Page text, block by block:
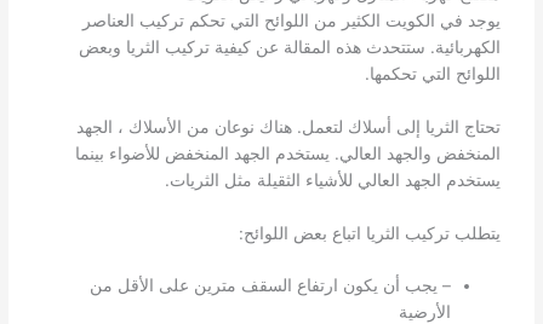
يوجد في الكويت الكثير من اللوائح التي تحكم تركيب العناصر
الكهربائية. ستتحدث هذه المقالة عن كيفية تركيب الثريا وبعض
اللوائح التي تحكمها.
تحتاج الثريا إلى أسلاك لتعمل. هناك نوعان من الأسلاك ، الجهد
المنخفض والجهد العالي. يستخدم الجهد المنخفض للأضواء بينما
يستخدم الجهد العالي للأشياء الثقيلة مثل الثريات.
يتطلب تركيب الثريا اتباع بعض اللوائح:
– يجب أن يكون ارتفاع السقف مترين على الأقل من
الأرضية